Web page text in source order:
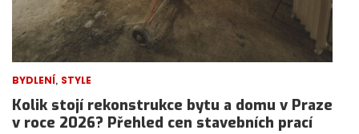
BYDLENÍ, STYLE
Kolik stojí rekonstrukce bytu a domu v Praze
v roce 2026? Přehled cen stavebních prací